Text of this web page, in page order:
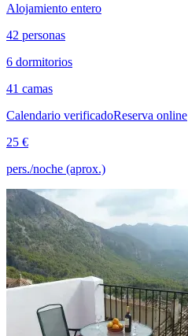
Alojamiento entero
42 personas
6 dormitorios
41 camas
Calendario verificadoReserva online
25 €
pers./noche (aprox.)